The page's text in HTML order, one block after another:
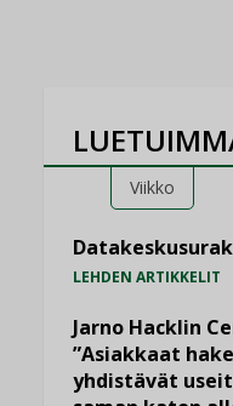
Viikko
LEHDEN ARTIKKELIT
Jarno Hacklin
”Asiakkaat
yhdistävät